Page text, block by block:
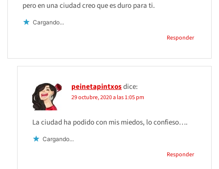
pero en una ciudad creo que es duro para ti.
Cargando...
Responder
peinetapintxosdice:
29 octubre, 2020 a las 1:05 pm
La ciudad ha podido con mis miedos, lo confieso….
Cargando...
Responder